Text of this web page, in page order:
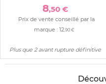
8,50 €
Prix de vente conseillé par la
marque :12,90 €
Plus que 2 avant rupture définitive